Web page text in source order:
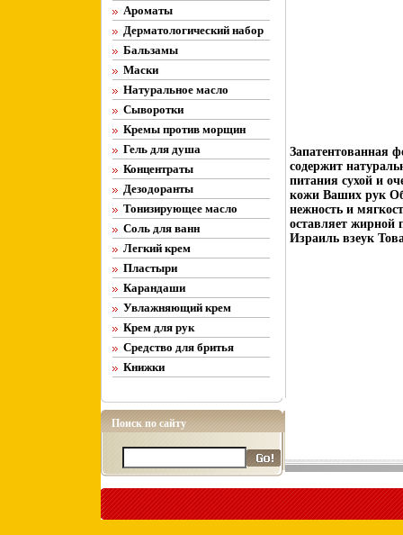
Ароматы
Дерматологический набор
Бальзамы
Маски
Натуральное масло
Сыворотки
Кремы против морщин
Гель для душа
Концентраты
Дезодоранты
Тонизирующее масло
Соль для ванн
Легкий крем
Пластыри
Карандаши
Увлажняющий крем
Крем для рук
Средство для бритья
Книжки
Поиск по сайту
Запатентованная
содержит
питания сухой и
кожи Ваших рук
нежность и
оставляет жирной
Израиль взеук